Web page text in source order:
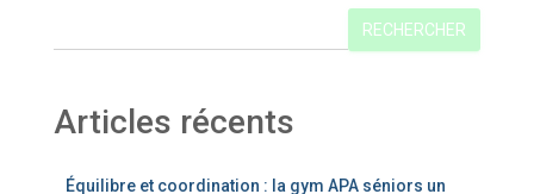
RECHERCHER
Articles récents
Équilibre et coordination : la gym APA séniors un